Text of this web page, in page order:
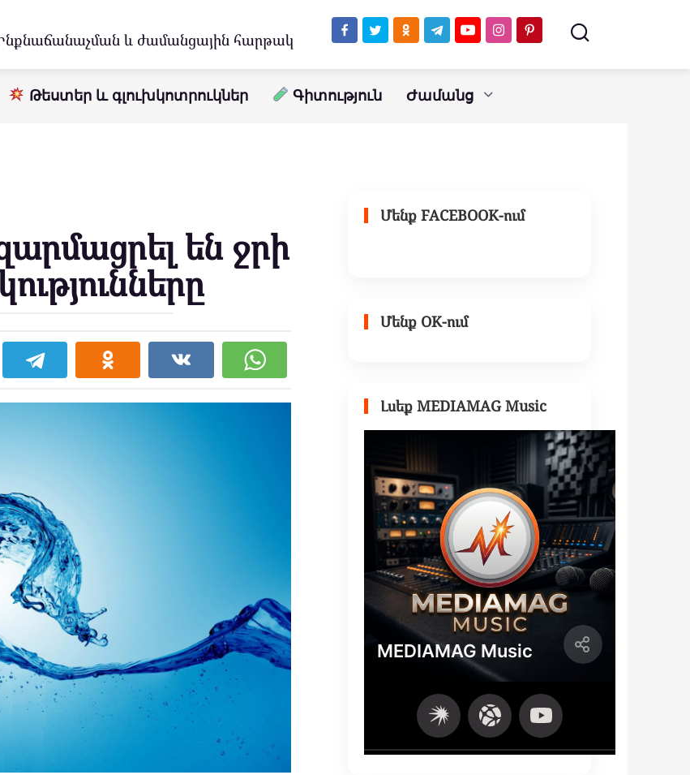
և ժամանցային հարթակ
Թեստեր և գլուխկոտրուկներ Գիտություն Ժամանց
են ջրի
Մենք FACEBOOK-ում
Մենք OK-ում
Լսեք MEDIAMAG Music